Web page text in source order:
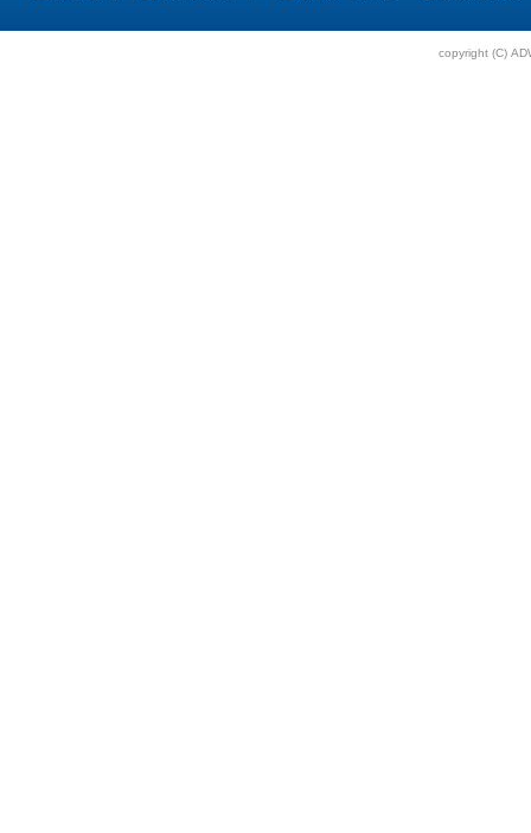
copyright (C)